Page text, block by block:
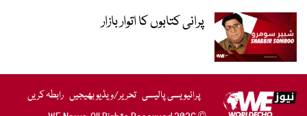
پرانی کتابوں کا اتوار بازار
پرائیویسی پالیسی تحریر/ویڈیو بھیجیں رابطہ کریں